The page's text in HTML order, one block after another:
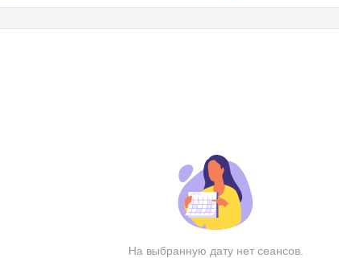
На выбранную дату нет сеансов.